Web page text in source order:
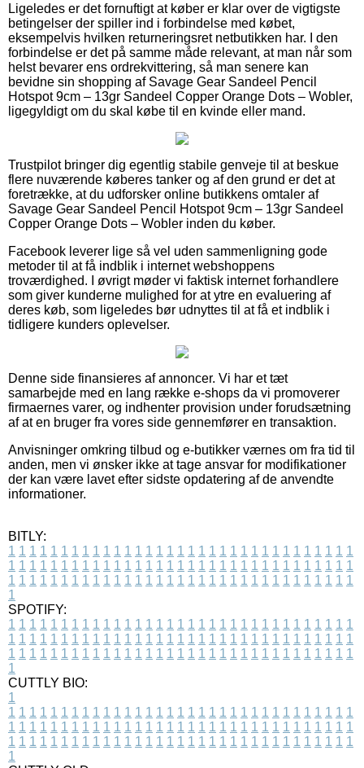
Ligeledes er det fornuftigt at køber er klar over de vigtigste
betingelser der spiller ind i forbindelse med købet,
eksempelvis hvilken returneringsret netbutikken har. I den
forbindelse er det på samme måde relevant, at man når som
helst bevarer ens ordrekvittering, så man senere kan
bevidne sin shopping af Savage Gear Sandeel Pencil
Hotspot 9cm – 13gr Sandeel Copper Orange Dots – Wobler,
ligegyldigt om du skal købe til en kvinde eller mand.
Trustpilot bringer dig egentlig stabile genveje til at beskue
flere nuværende køberes tanker og af den grund er det at
foretrække, at du udforsker online butikkens omtaler af
Savage Gear Sandeel Pencil Hotspot 9cm – 13gr Sandeel
Copper Orange Dots – Wobler inden du køber.
Facebook leverer lige så vel uden sammenligning gode
metoder til at få indblik i internet webshoppens
troværdighed. I øvrigt møder vi faktisk internet forhandlere
som giver kunderne mulighed for at ytre en evaluering af
deres køb, som ligeledes bør udnyttes til at få et indblik i
tidligere kunders oplevelser.
Denne side finansieres af annoncer. Vi har et tæt
samarbejde med en lang række e-shops da vi promoverer
firmaernes varer, og indhenter provision under forudsætning
af at en bruger fra vores side gennemfører en transaktion.
Anvisninger omkring tilbud og e-butikker værnes om fra tid til
anden, men vi ønsker ikke at tage ansvar for modifikationer
der kan være lavet efter sidste opdatering af de anvendte
informationer.
BITLY:
1 1 1 1 1 1 1 1 1 1 1 1 1 1 1 1 1 1 1 1 1 1 1 1 1 1 1 1 1 1 1 1 1
1 1 1 1 1 1 1 1 1 1 1 1 1 1 1 1 1 1 1 1 1 1 1 1 1 1 1 1 1 1 1 1 1
1 1 1 1 1 1 1 1 1 1 1 1 1 1 1 1 1 1 1 1 1 1 1 1 1 1 1 1 1 1 1 1 1
1
SPOTIFY:
1 1 1 1 1 1 1 1 1 1 1 1 1 1 1 1 1 1 1 1 1 1 1 1 1 1 1 1 1 1 1 1 1
1 1 1 1 1 1 1 1 1 1 1 1 1 1 1 1 1 1 1 1 1 1 1 1 1 1 1 1 1 1 1 1 1
1 1 1 1 1 1 1 1 1 1 1 1 1 1 1 1 1 1 1 1 1 1 1 1 1 1 1 1 1 1 1 1 1
1
CUTTLY BIO:
1
1 1 1 1 1 1 1 1 1 1 1 1 1 1 1 1 1 1 1 1 1 1 1 1 1 1 1 1 1 1 1 1 1
1 1 1 1 1 1 1 1 1 1 1 1 1 1 1 1 1 1 1 1 1 1 1 1 1 1 1 1 1 1 1 1 1
1 1 1 1 1 1 1 1 1 1 1 1 1 1 1 1 1 1 1 1 1 1 1 1 1 1 1 1 1 1 1 1 1
1